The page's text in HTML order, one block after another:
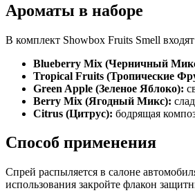
Ароматы в наборе
В комплект Showbox Fruits Smell
Blueberry Mix (Черничный
Tropical Fruits (Тропические
Green Apple (Зеленое Яблоко):
Berry Mix (Ягодный Микс):
Citrus (Цитрус): бодрящая
Способ применения
Спрей распыляется в салоне
использования закройте флакон